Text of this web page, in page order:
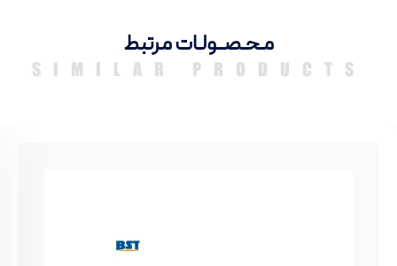
مـحـصــولـات مرتبط
SIMILAR PRODUCTS